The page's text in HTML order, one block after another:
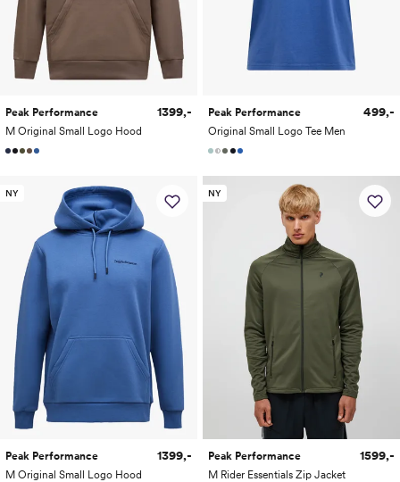
Peak Performance
M Original Small Logo Hood
1399,-
Peak Performance
Original Small Logo Tee Men
499,-
NY
Peak Performance
M Original Small Logo Hood
1399,-
NY
Peak Performance
M Rider Essentials Zip Jacket
1599,-